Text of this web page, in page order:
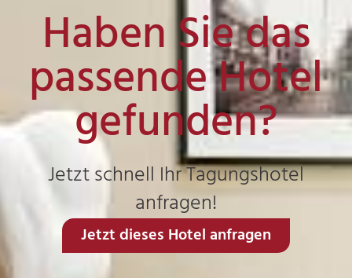
Haben Sie das
passende Hotel
gefunden?
Jetzt schnell Ihr Tagungshotel
anfragen!
Jetzt dieses Hotel anfragen